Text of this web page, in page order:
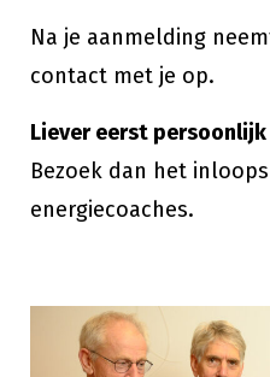
Na je aanmelding
contact met je op.
Liever eerst persoonlijk
Bezoek dan het
energiecoaches.